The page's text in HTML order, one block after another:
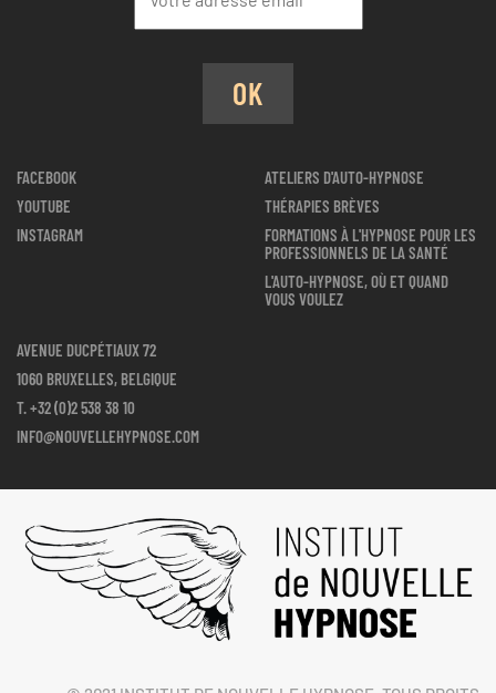
OK
FACEBOOK
YOUTUBE
INSTAGRAM
ATELIERS D'AUTO-HYPNOSE
THÉRAPIES BRÈVES
FORMATIONS À L'HYPNOSE POUR LES
PROFESSIONNELS DE LA SANTÉ
L'AUTO-HYPNOSE, OÙ ET QUAND
VOUS VOULEZ
AVENUE DUCPÉTIAUX 72
1060 BRUXELLES, BELGIQUE
T.+32 (0)2 538 38 10
INFO@NOUVELLEHYPNOSE.COM